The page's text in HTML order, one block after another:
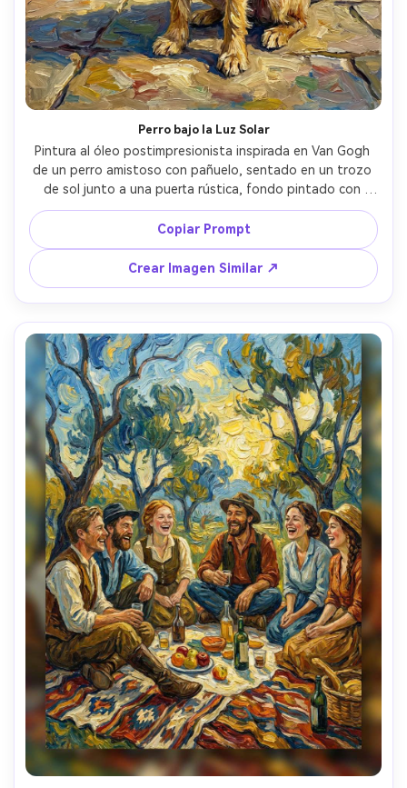
Perro bajo la Luz Solar
Pintura al óleo postimpresionista inspirada en Van Gogh
de un perro amistoso con pañuelo, sentado en un trozo
de sol junto a una puerta rústica, fondo pintado con
paredes texturizadas y bloques de color vívidos, ojos
expresivos y cabeza ladeada juguetona, grueso impasto
en pelaje, paleta alegre y brillante, acabado pictórico de
gran detalle, lente 85mm, poca profundidad de campo --
ar 4:5
Copiar Prompt
Crear Imagen Similar ↗